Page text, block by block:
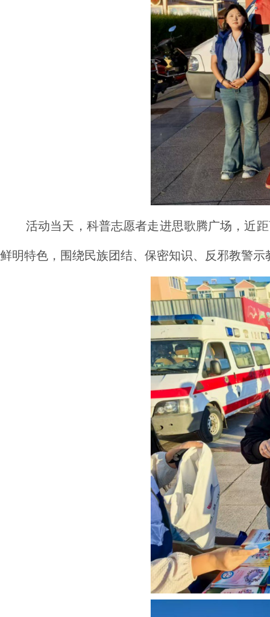
活动当天，科普志愿者走进思歌腾广场，近
鲜明特色，围绕民族团结、保密知识、反邪教警